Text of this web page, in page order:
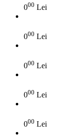
000 Lei
000 Lei
000 Lei
000 Lei
000 Lei